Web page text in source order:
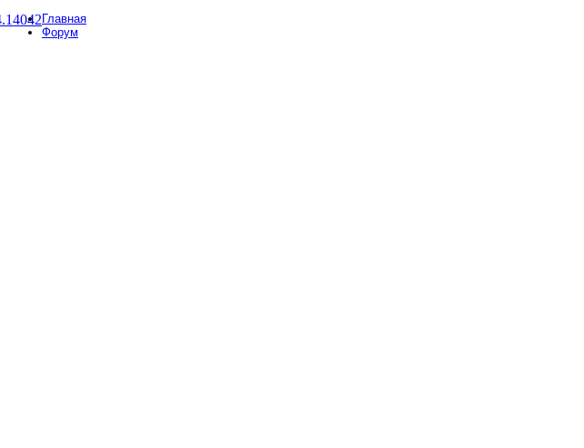
Главная
Форум